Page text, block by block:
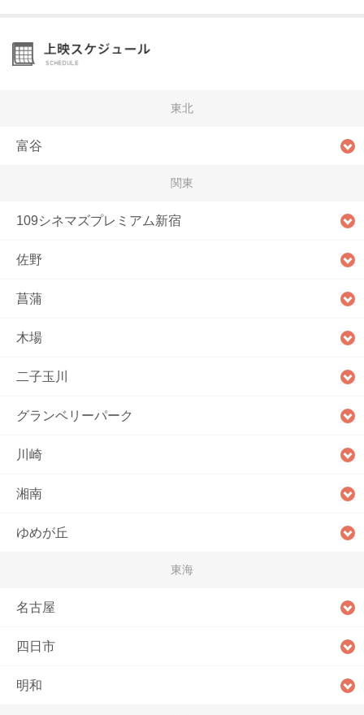
東北
富谷
関東
109シネマズプレミアム新宿
佐野
菖蒲
木場
二子玉川
グランベリーパーク
川崎
湘南
ゆめが丘
東海
名古屋
四日市
明和